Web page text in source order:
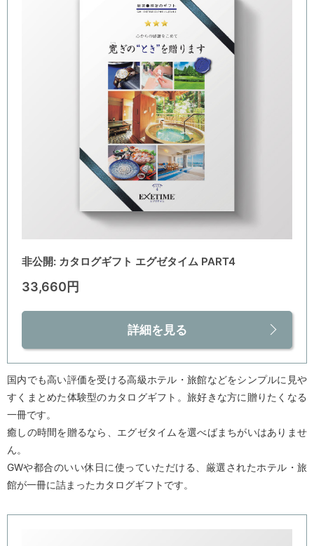
非公開: カタログギフト エグゼタイム PART4
33,660円
詳細を見る
国内でも高い評価を受ける高級ホテル・旅館などをシンプルに見や
すくまとめた体験型のカタログギフト。旅好きな方に贈りたくなる
一冊です。
癒しの時間を贈るなら、エグゼタイムを選べばまちがいはありませ
ん。
GWや都合のいい休日に使っていただける、厳選されたホテル・旅
館が一冊に詰まったカタログギフトです。